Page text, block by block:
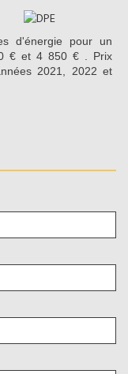
d'énergie pour un
€ et 4 850 € . Prix
2021, 2022 et